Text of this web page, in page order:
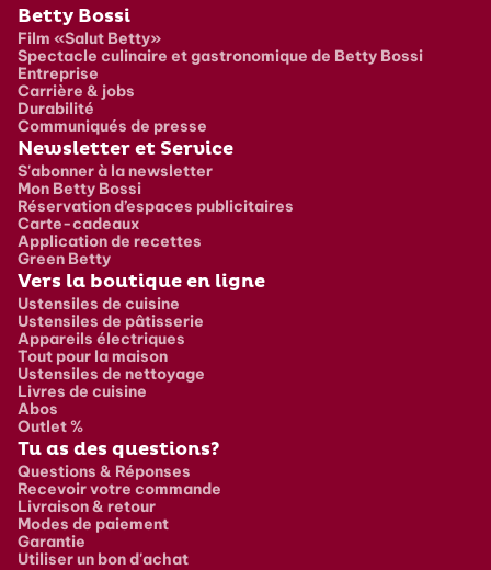
Pied de page
Betty Bossi
Film «Salut Betty»
Spectacle culinaire et gastronomique de Betty Bossi
Entreprise
Carrière & jobs
Durabilité
Communiqués de presse
Newsletter et Service
S'abonner à la newsletter
Mon Betty Bossi
Réservation d’espaces publicitaires
Carte-cadeaux
Application de recettes
Green Betty
Vers la boutique en ligne
Ustensiles de cuisine
Ustensiles de pâtisserie
Appareils électriques
Tout pour la maison
Ustensiles de nettoyage
Livres de cuisine
Abos
Outlet %
Tu as des questions?
Questions & Réponses
Recevoir votre commande
Livraison & retour
Modes de paiement
Garantie
Utiliser un bon d'achat